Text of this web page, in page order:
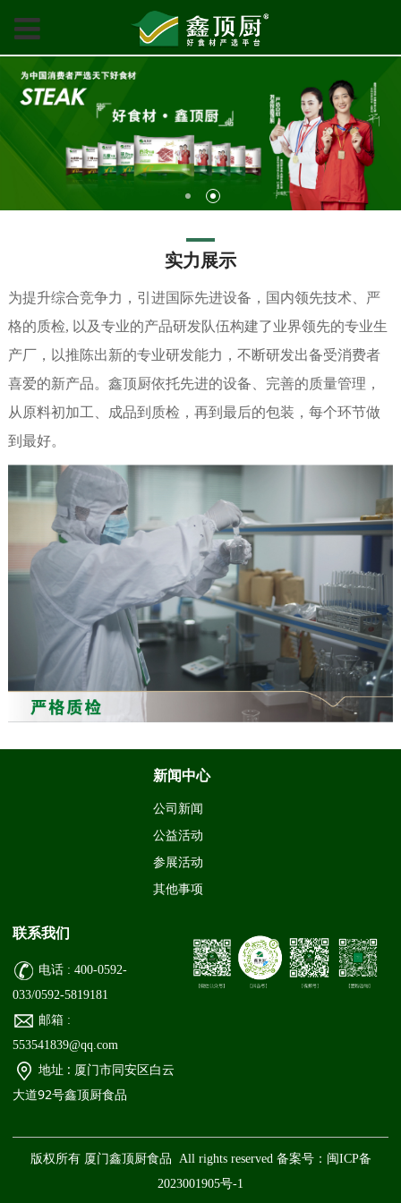
实力展示
为提升综合竞争力，引进国际先进设备，国内领先技术、严
格的质检, 以及专业的产品研发队伍构建了业界领先的专业生
产厂，以推陈出新的专业研发能力，不断研发出备受消费者
喜爱的新产品。鑫顶厨依托先进的设备、完善的质量管理，
从原料初加工、成品到质检，再到最后的包装，每个环节做
到最好。
新闻中心
公司新闻
公益活动
参展活动
其他事项
联系我们
电话 : 400-0592-
033/0592-5819181
邮箱 :
553541839@qq.com
地址 : 厦门市同安区白云
大道92号鑫顶厨食品
版权所有 厦门鑫顶厨食品 All rights reserved 备案号： 闽ICP备
2023001905号-1